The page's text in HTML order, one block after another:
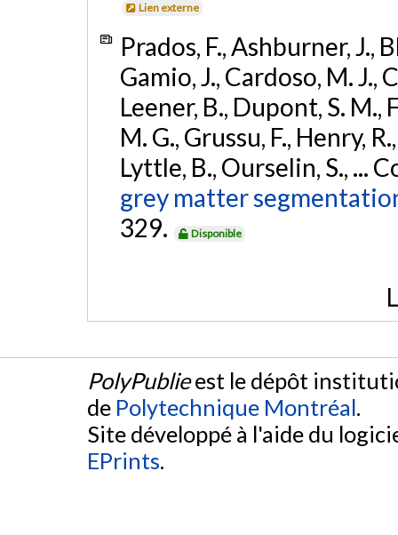
Lien externe
Prados, F., Ashburner, J.,
Gamio, J., Cardoso, M. J.,
Leener, B., Dupont, S.
M. G., Grussu, F., Henry,
Lyttle, B., Ourselin, S., ...
grey matter
329.
Disponible
PolyPublieest le dépôt
de Polytechnique Montréal.
Site développé à l'aide du
EPrints.